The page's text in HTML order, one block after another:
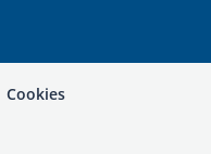
Cookies